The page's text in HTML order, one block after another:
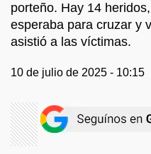
porteño. Hay 14
esperaba para cruzar y
asistió a las víctimas.
10 de julio de 2025 - 10:15